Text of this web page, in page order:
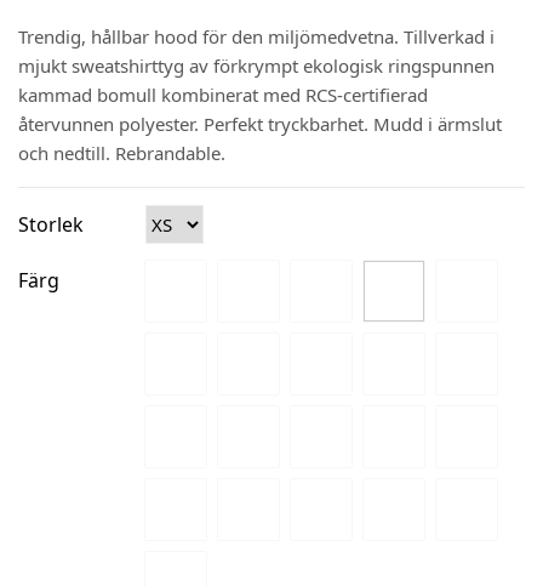
Trendig, hållbar hood för den miljömedvetna. Tillverkad i
mjukt sweatshirttyg av förkrympt ekologisk ringspunnen
kammad bomull kombinerat med RCS-certifierad
återvunnen polyester. Perfekt tryckbarhet. Mudd i ärmslut
och nedtill. Rebrandable.
Storlek
Färg